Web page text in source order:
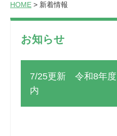
HOME > 新着情報
お知らせ
7/25更新 令和8年
内